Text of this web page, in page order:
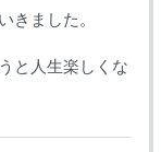
きました。
と人生楽しくな